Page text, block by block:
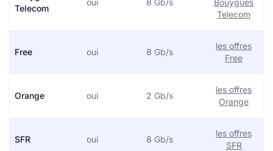
Telecom
oui 8 Gb/s
Bouygues
Telecom
Free oui 8 Gb/s
les offres
Free
Orange oui 2 Gb/s
les offres
Orange
SFR oui 8 Gb/s
les offres
SFR